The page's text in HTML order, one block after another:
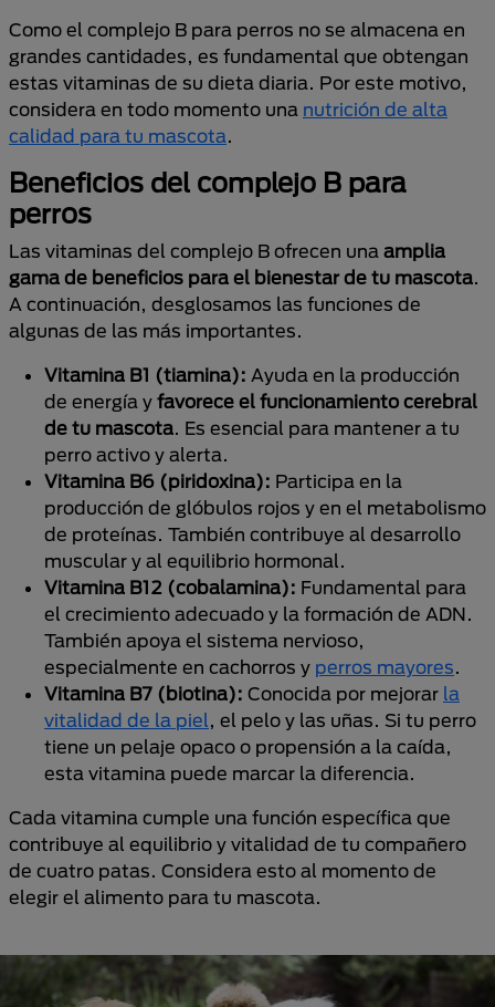
Como el complejo B para perros no se almacena en
grandes cantidades, es fundamental que obtengan
estas vitaminas de su dieta diaria. Por este motivo,
considera en todo momento una nutrición de alta
calidad para tu mascota.
Beneficios del complejo B para
perros
Las vitaminas del complejo B ofrecen una amplia
gama de beneficios para el bienestar de tu mascota.
A continuación, desglosamos las funciones de
algunas de las más importantes.
Vitamina B1 (tiamina): Ayuda en la producción
de energía y favorece el funcionamiento cerebral
de tu mascota. Es esencial para mantener a tu
perro activo y alerta.
Vitamina B6 (piridoxina): Participa en la
producción de glóbulos rojos y en el metabolismo
de proteínas. También contribuye al desarrollo
muscular y al equilibrio hormonal.
Vitamina B12 (cobalamina): Fundamental para
el crecimiento adecuado y la formación de ADN.
También apoya el sistema nervioso,
especialmente en cachorros y perros mayores.
Vitamina B7 (biotina): Conocida por mejorar la
vitalidad de la piel, el pelo y las uñas. Si tu perro
tiene un pelaje opaco o propensión a la caída,
esta vitamina puede marcar la diferencia.
Cada vitamina cumple una función específica que
contribuye al equilibrio y vitalidad de tu compañero
de cuatro patas. Considera esto al momento de
elegir el alimento para tu mascota.